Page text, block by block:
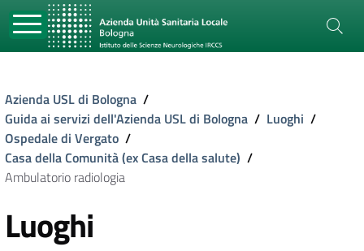
Azienda USL di Bologna /
Guida ai servizi dell'Azienda USL di Bologna / Luoghi /
Ospedale di Vergato /
Casa della Comunità (ex Casa della salute) /
Ambulatorio radiologia
Luoghi